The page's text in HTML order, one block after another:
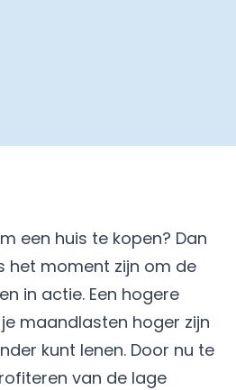
een huis te kopen? Dan
het moment zijn om de
in actie. Een hogere
maandlasten hoger zijn
kunt lenen. Door nu te
van de lage